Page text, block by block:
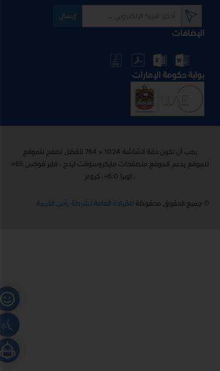
إرسال
الإضافات
بوابة حكومة الإمارات
يجب أن تكون دقة الشاشة 1024 × 764 لأفضل تصفح للموقع
للموقع يدعم الموقع متصفحات مايكروسوفت ايدج ، فاير فوكس 65+
، اوبرا 6.0+, كروم
© جميع الحقوق محفوظةللقيادة العامة لشرطة رأس الخيمة